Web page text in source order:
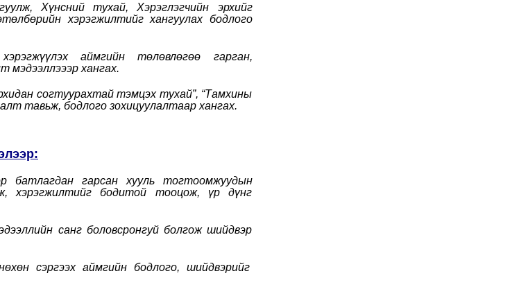
Хүнсний тухай, Хэрэглэгчийн эрхийг
хэрэгжилтийг хангуулах бодлого
аймгийн төлөвлөгөө гарган,
мэдээллэээр хангах.
согтуурахтай тэмцэх тухай”, “Тамхины
тавьж, бодлого зохицуулалтаар хангах.
батлагдан гарсан хууль тогтоомжуудын
хэрэгжилтийг бодитой тооцож, үр дүнг
санг боловсронгуй болгож шийдвэр
сэргээх аймгийн бодлого, шийдвэрийг